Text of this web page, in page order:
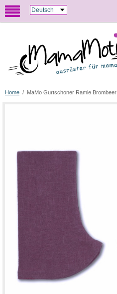
Home / MaMo Gurtschoner Ramie Brombeer